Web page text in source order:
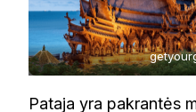
Pataja yra pakrantės